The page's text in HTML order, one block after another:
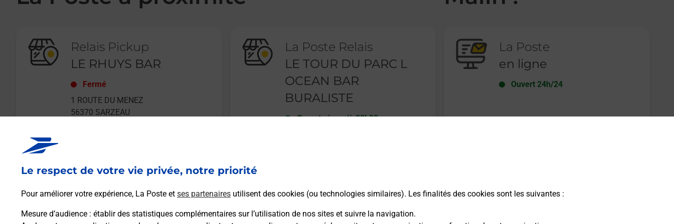
Le respect de votre vie privée, notre priorité
Pour améliorer votre expérience, La Poste et ses partenaires utilisent des cookies (ou technologies similaires). Les finalités des cookies sont les suivantes :
Mesure d’audience : établir des statistiques complémentaires sur l’utilisation de nos sites et suivre la navigation.
Relais Pickup
LE RHUYS BAR
Fermé
1 ROUTE DU MENEZ
56370 SARZEAU
En savoir plus
La Poste Relais
LE TOUR DU PARC L
OCEAN BAR
BURALISTE
Ouvert-jusqu'à 20h00
La Poste
en ligne
Ouvert 24h/24